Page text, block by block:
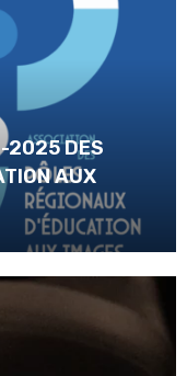
2025 DES
AUX